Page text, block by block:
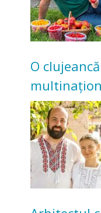
O
Acum
bunicilor